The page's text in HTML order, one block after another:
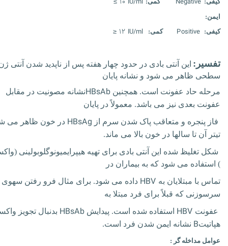
ایمن:
کیفی: Positive کمی: ۱۲ IU/ml ≤
تفسیر: این آنتی بادی در حدود چهار هفته پس از ناپدید شدن آنتی
سطحی ظاهر می شود و نشانه پایان
مرحله حاد عفونت است. همچنین HBsAbنشانه مصونیت در مقابل
عفونت بعدی نیز می باشد. معمولاً در پایان
فاز پنجره و متعاقب پاک شدن سرم از HBsAg در خون ظاهر می
تیتر آن تا سالها در خون بالا می ماند.
شکل تغلیظ شده این آنتی بادی برای تهیه هیپرایمیونوگلوبولینی
) استفاده می شود که به بیماران در
تماس با مبتلایان به HBV داده می شود. برای مثال فرو رفتن سهوی
سرسوزنی که قبلاً برای فرد مبتلا به
عفونت HBV استفاده شده است. پیدایش HBsAb بدنبال تجویز
هپاتیتB نشانه ایمن شدن فرد است.
عوامل مداخله گر :